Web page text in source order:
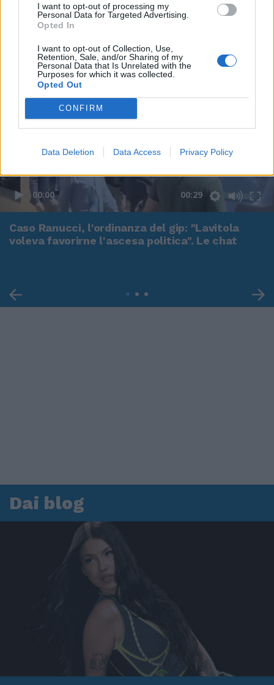
I want to opt-out of processing my
Personal Data for Targeted Advertising.
Opted In
I want to opt-out of Collection, Use,
Retention, Sale, and/or Sharing of my
Personal Data that Is Unrelated with the
Purposes for which it was collected.
Opted Out
CONFIRM
Data Deletion Data Access Privacy Policy
00:00 00:29
Caso Ranucci, l'ordinanza del gip: "Lavitola
voleva favorirne l'ascesa politica". Le chat
Dai blog